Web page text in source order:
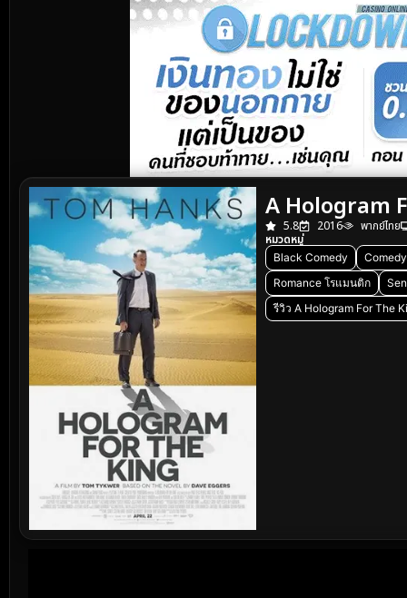
A Hologram
5.8 2016
พากย์ไทย
หมวดหมู่
Black Comedy
Romance โรแมนติก
รีวิว A Hologram For The